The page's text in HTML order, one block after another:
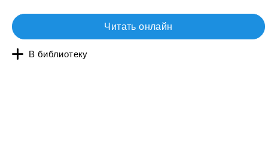
Читать онлайн
В библиотеку